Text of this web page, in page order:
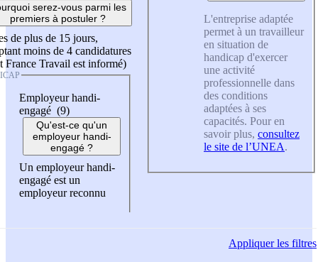
serez-vous parmi les
premiers à postuler ?
de plus de 15 jours,
moins de 4 candidatures
France Travail est informé)
Employeur handi-
engagé (9)
Qu'est-ce qu'un
employeur handi-
engagé ?
Un employeur handi-
engagé est un
employeur reconnu
L'entreprise adaptée
permet à un travailleur
en situation de
handicap d'exercer
une activité
professionnelle dans
des conditions
adaptées à ses
capacités. Pour en
savoir plus, consultez
le site de l’UNEA.
Appliquerles filtres